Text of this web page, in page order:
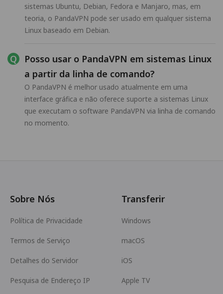
sistemas Ubuntu, Debian, Fedora e Manjaro, mas, em
teoria, o PandaVPN pode ser usado em qualquer sistema
Linux baseado em Debian.
Posso usar o PandaVPN em sistemas Linux
a partir da linha de comando?
O PandaVPN é melhor usado atualmente em uma
interface gráfica e não oferece suporte a sistemas Linux
que executam o software PandaVPN via linha de comando
no momento.
Sobre Nós
Política de Privacidade
Termos de Serviço
Detalhes do Servidor
Pesquisa de Endereço IP
Transferir
Windows
macOS
iOS
Apple TV